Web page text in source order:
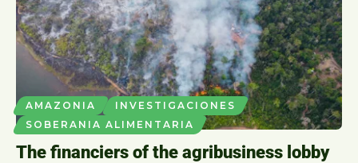
AMAZONIA
INVESTIGACIONES
SOBERANIA ALIMENTARIA
The financiers of the agribusiness lobby